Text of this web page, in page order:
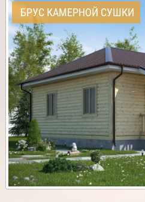
БРУС КАМЕРНОЙ СУШКИ